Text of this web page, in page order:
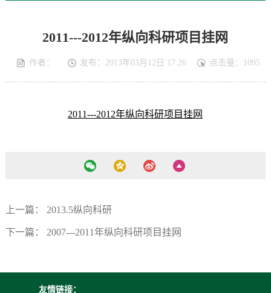
2011---2012年纵向科研项目挂网
作者： 发布：2013年03月12日 17:26 点击量： 1095
2011---2012年纵向科研项目挂网
上一篇： 2013.5纵向科研
下一篇： 2007---2011年纵向科研项目挂网
友情链接：